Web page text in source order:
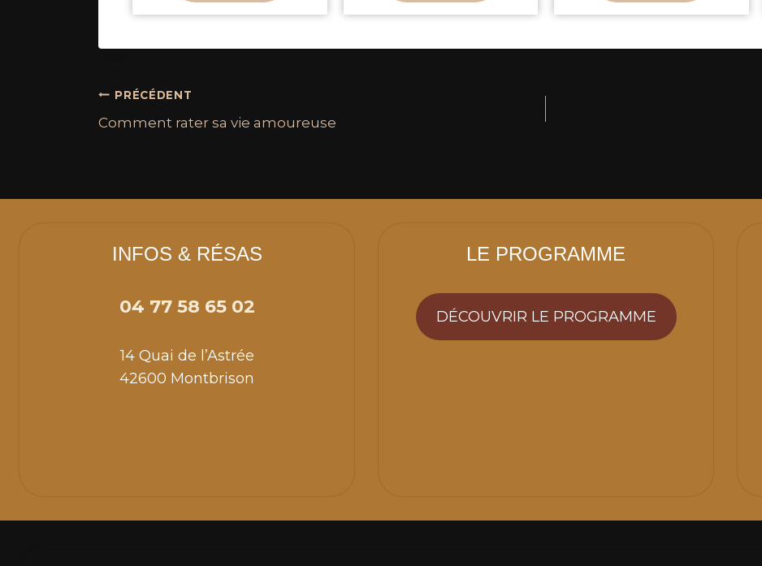
PRÉCÉDENT
Comment rater sa vie amoureuse
INFOS & RÉSAS
04 77 58 65 02
14 Quai de l’Astrée
42600 Montbrison
LE PROGRAMME
DÉCOUVRIR LE PROGRAMME